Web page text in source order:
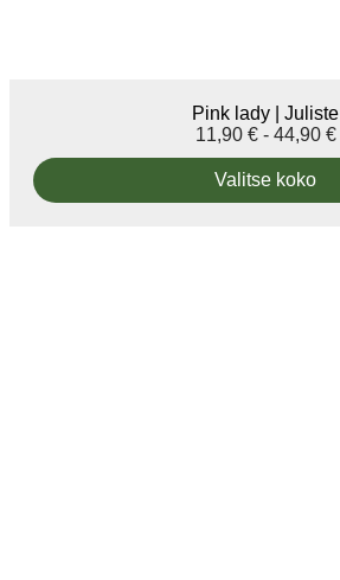
Pink lady | Juliste
11,90 € - 44,90 €
Valitse koko